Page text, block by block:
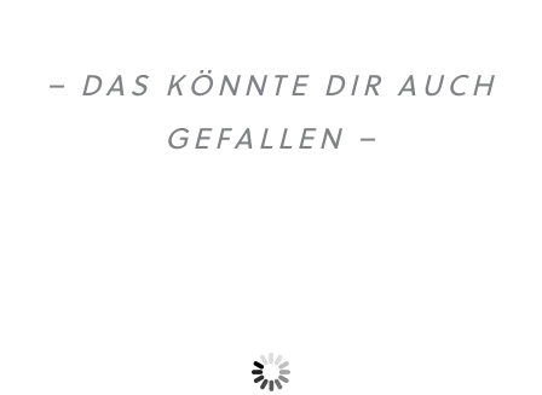
– DAS KÖNNTE DIR AUCH
GEFALLEN –